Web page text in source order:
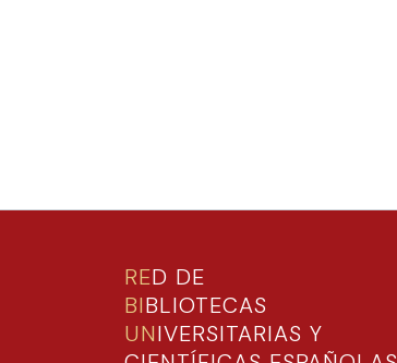
RED DE
BIBLIOTECAS
UNIVERSITARIAS Y